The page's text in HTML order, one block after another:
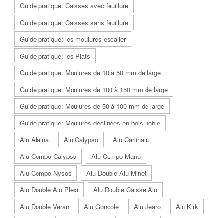
Guide pratique: Caisses avec feuillure
Guide pratique: Caisses sans feuillure
Guide pratique: les moulures escalier
Guide pratique: les Plats
Guide pratique: Moulures de 10 à 50 mm de large
Guide pratique: Moulures de 100 à 150 mm de large
Guide pratique: Moulures de 50 à 100 mm de large
Guide pratique: Moulures déclinées en bois noble
Alu Alaina
Alu Calypso
Alu Carlinalu
Alu Compo Calypso
Alu Compo Manu
Alu Compo Nysos
Alu Double Alu Minet
Alu Double Alu Plexi
Alu Double Caisse Alu
Alu Double Veran
Alu Gondole Alu Jearo
Alu Kirk